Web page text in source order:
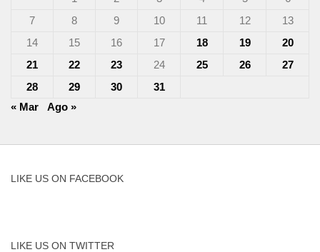
7
8 9 10 11 12
13
14
15 16 17 18 19
20
21
22 23 24 25 26
27
28
29 30
31
« Mar
Ago »
LIKE US ON FACEBOOK
LIKE US ON TWITTER